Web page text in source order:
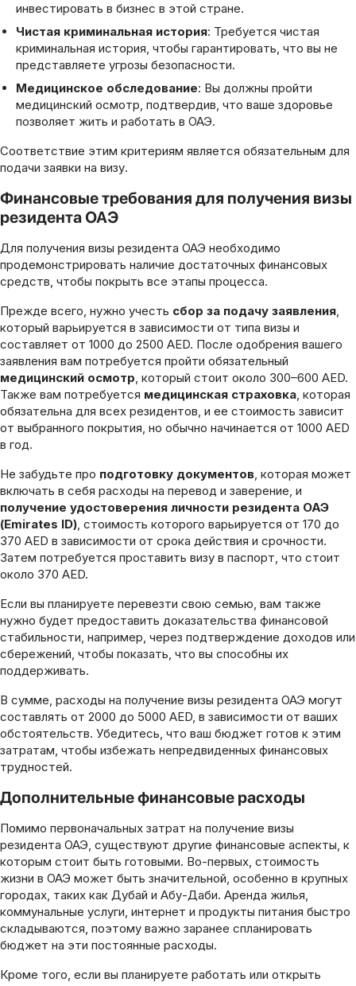
инвестировать в бизнес в этой стране.
Чистая криминальная история: Требуется чистая
криминальная история, чтобы гарантировать, что вы не
представляете угрозы безопасности.
Медицинское обследование: Вы должны пройти
медицинский осмотр, подтвердив, что ваше здоровье
позволяет жить и работать в ОАЭ.
Соответствие этим критериям является обязательным для
подачи заявки на визу.
Финансовые требования для получения визы
резидента ОАЭ
Для получения визы резидента ОАЭ необходимо
продемонстрировать наличие достаточных финансовых
средств, чтобы покрыть все этапы процесса.
Прежде всего, нужно учесть сбор за подачу заявления,
который варьируется в зависимости от типа визы и
составляет от 1000 до 2500 AED. После одобрения вашего
заявления вам потребуется пройти обязательный
медицинский осмотр, который стоит около 300–600 AED.
Также вам потребуется медицинская страховка, которая
обязательна для всех резидентов, и ее стоимость зависит
от выбранного покрытия, но обычно начинается от 1000 AED
в год.
Не забудьте про подготовку документов, которая может
включать в себя расходы на перевод и заверение, и
получение удостоверения личности резидента ОАЭ
(Emirates ID), стоимость которого варьируется от 170 до
370 AED в зависимости от срока действия и срочности.
Затем потребуется проставить визу в паспорт, что стоит
около 370 AED.
Если вы планируете перевезти свою семью, вам также
нужно будет предоставить доказательства финансовой
стабильности, например, через подтверждение доходов или
сбережений, чтобы показать, что вы способны их
поддерживать.
В сумме, расходы на получение визы резидента ОАЭ могут
составлять от 2000 до 5000 AED, в зависимости от ваших
обстоятельств. Убедитесь, что ваш бюджет готов к этим
затратам, чтобы избежать непредвиденных финансовых
трудностей.
Дополнительные финансовые расходы
Помимо первоначальных затрат на получение визы
резидента ОАЭ, существуют другие финансовые аспекты, к
которым стоит быть готовыми. Во-первых, стоимость
жизни в ОАЭ может быть значительной, особенно в крупных
городах, таких как Дубай и Абу-Даби. Аренда жилья,
коммунальные услуги, интернет и продукты питания быстро
складываются, поэтому важно заранее спланировать
бюджет на эти постоянные расходы.
Кроме того, если вы планируете работать или открыть